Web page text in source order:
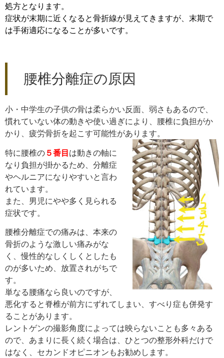
処方となります。
症状が末期に近くなると骨折線が見えてきますが、末期で
は手術適応になることが多いです。
腰椎分離症の原因
小・中学生の子供の骨は柔らかい反面、弱さもあるので、
慣れていない体の動きや使い過ぎにより、腰椎に負担がか
かり、疲労骨折を起こす可能性があります。
特に腰椎の ５番目は動きの軸に
なり負担が掛かるため、分離症
やヘルニアになりやすいと言わ
れています。
また、男児にやや多く見られる
症状です。
腰椎分離症での痛みは、本来の
骨折のような激しい痛みがな
く、慢性的なしくしくとしたも
のが多いため、放置されがちで
す。
単なる腰痛なら良いのですが、
悪化すると脊椎が前方にずれてしまい、すべり症も併発す
ることがあります。
レントゲンの撮影角度によっては映らないことも多々ある
ので、あまりに長く続く場合は、ひとつの整形外科だけで
はなく、セカンドオピニオンもお勧めします。